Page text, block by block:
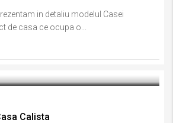
in detaliu modelul Casei
de casa ce ocupa o...
Calista